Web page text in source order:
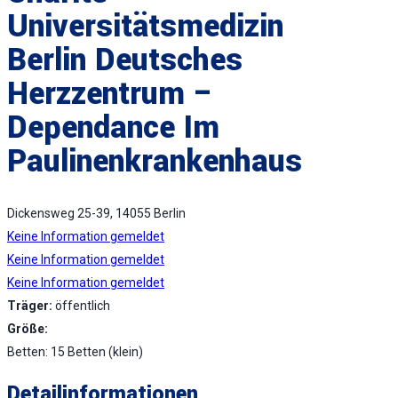
Universitätsmedizin
Berlin Deutsches
Herzzentrum –
Dependance Im
Paulinenkrankenhaus
Dickensweg 25-39, 14055 Berlin
Keine Information gemeldet
Keine Information gemeldet
Keine Information gemeldet
Träger: öffentlich
Größe:
Betten: 15 Betten (klein)